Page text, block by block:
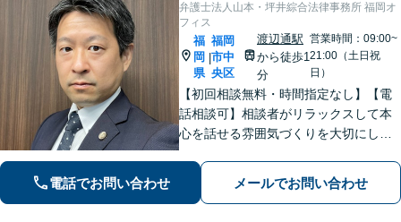
弁護士法人山本・坪井綜合法律事務所 福岡オ
フィス
福
岡
県
|
福岡
市中
央区
渡辺通駅
から徒歩1
分
営業時間：09:00~
21:00（土日祝
日）
【初回相談無料・時間指定なし】【電
話相談可】相談者がリラックスして本
心を話せる雰囲気づくりを大切にして
件】【刑事事件】の豊富な経験を活か
し、相談者様のお悩み解決に向けサポ
電話でお問い合わせ メールでお問い合わせ